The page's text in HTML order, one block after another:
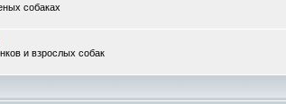
собаках
и взрослых собак